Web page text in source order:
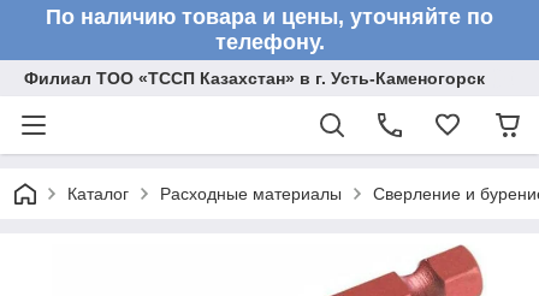
По наличию товара и цены, уточняйте по
телефону.
Филиал ТОО «ТССП Казахстан» в г. Усть-Каменогорск
Каталог Расходные материалы Сверление и